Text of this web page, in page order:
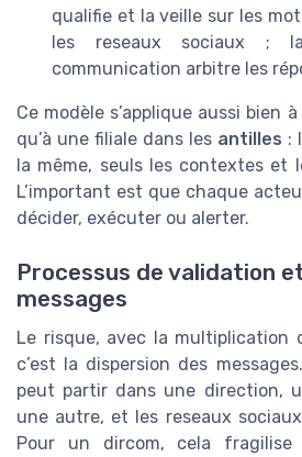
qualifie et la veille sur les
les reseaux sociaux ;
communication arbitre les
Ce modèle s’applique aussi bien
qu’à une filiale dans les antilles :
la même, seuls les contextes et
L’important est que chaque
décider, exécuter ou alerter.
Processus de validation
messages
Le risque, avec la multiplication
c’est la dispersion des
peut partir dans une direction,
une autre, et les reseaux
Pour un dircom, cela